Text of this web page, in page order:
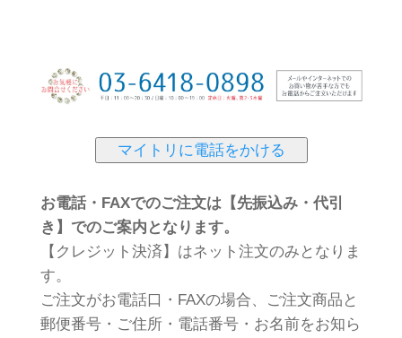
マイトリに電話をかける
お電話・FAXでのご注文は【先振込み・代引
き】でのご案内となります。
【クレジット決済】はネット注文のみとなりま
す。
ご注文がお電話口・FAXの場合、ご注文商品と
郵便番号・ご住所・電話番号・お名前をお知ら